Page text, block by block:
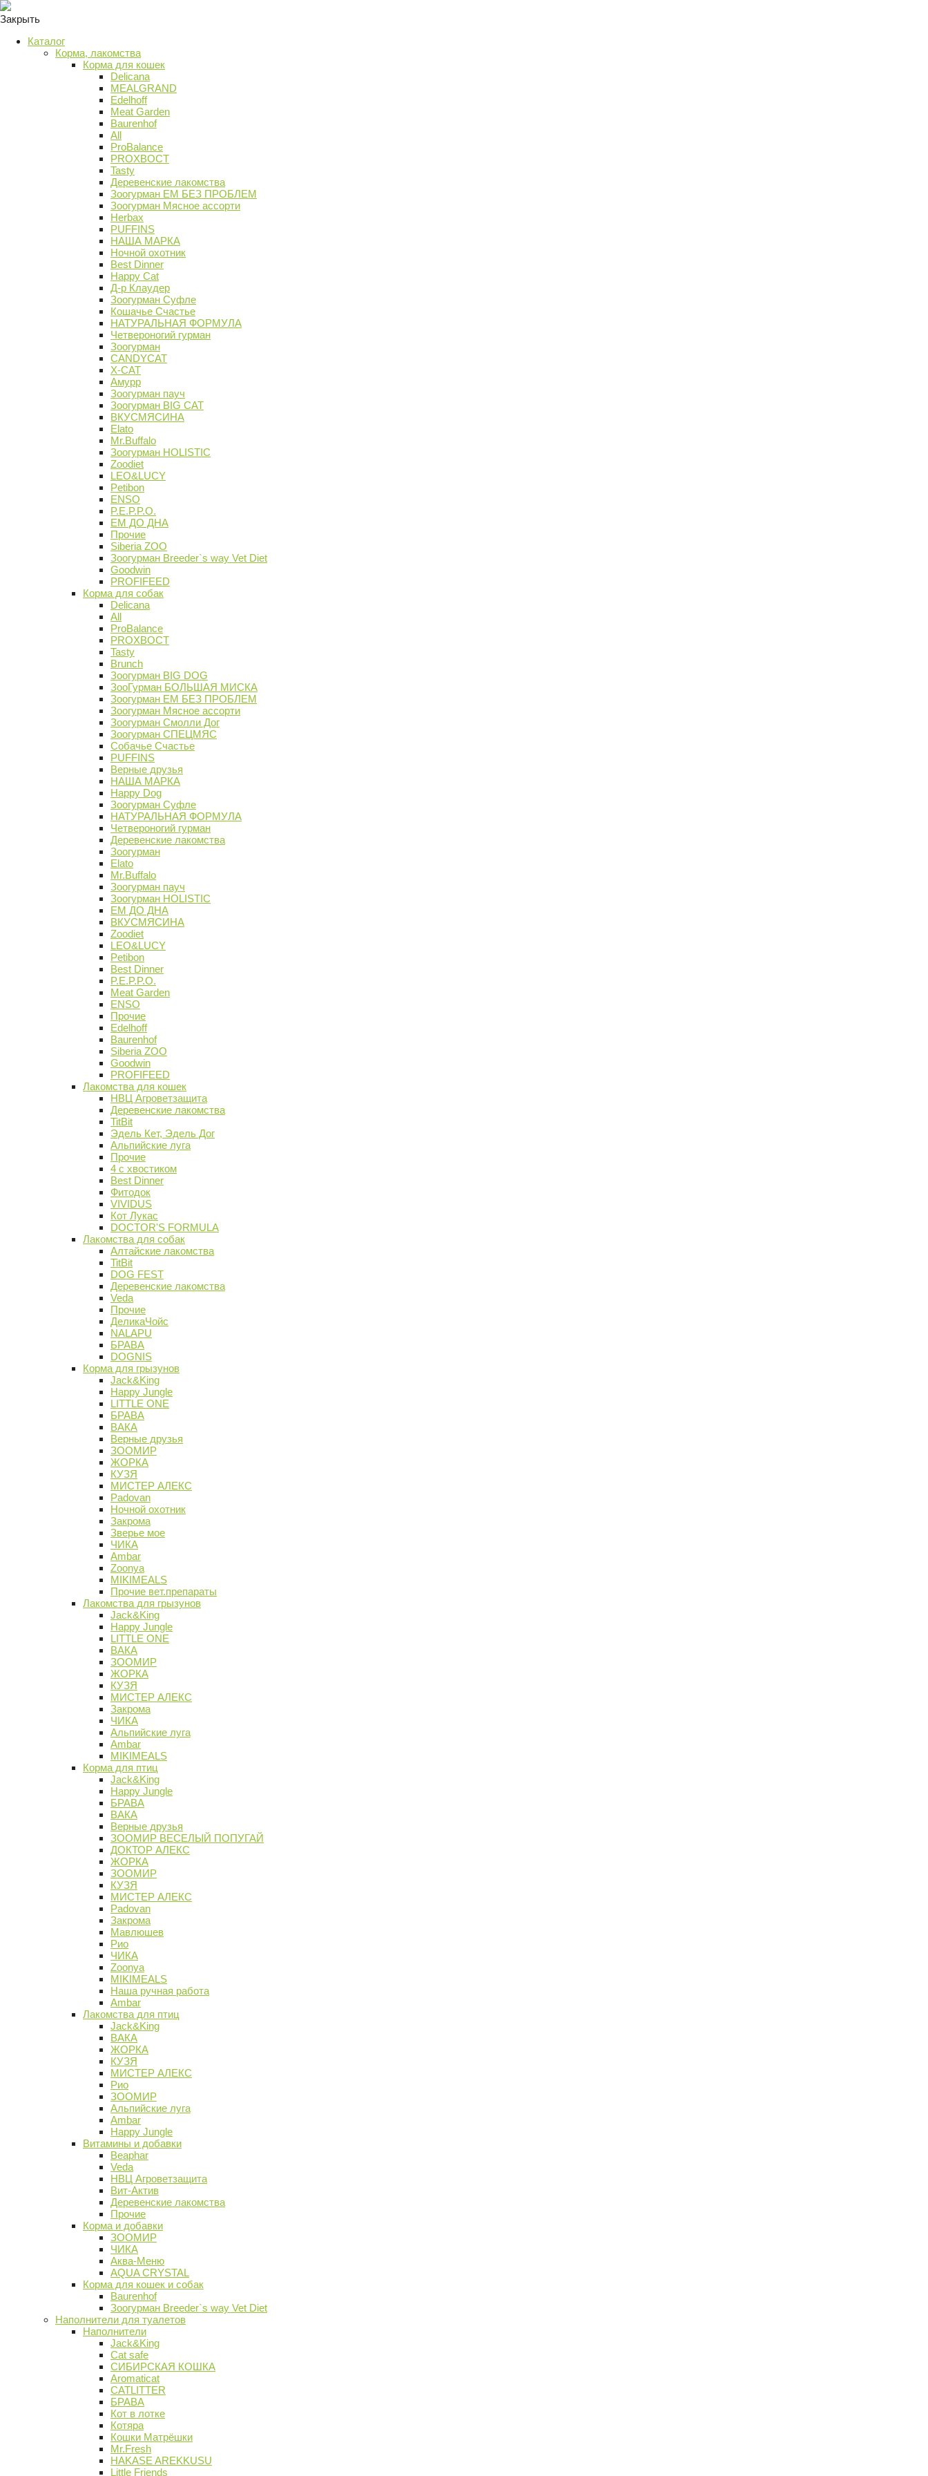
Закрыть
Каталог
Корма, лакомства
Корма для кошек
Delicana
MEALGRAND
Edelhoff
Meat Garden
Baurenhof
All
ProBalance
PROХВОСТ
Tasty
Деревенские лакомства
Зоогурман ЕМ БЕЗ ПРОБЛЕМ
Зоогурман Мясное ассорти
Herbax
PUFFINS
НАША МАРКА
Ночной охотник
Best Dinner
Happy Cat
Д-р Клаудер
Зоогурман Суфле
Кошачье Счастье
НАТУРАЛЬНАЯ ФОРМУЛА
Четвероногий гурман
Зоогурман
CANDYCAT
X-CAT
Амурр
Зоогурман пауч
Зоогурман BIG CAT
ВКУСМЯСИНА
Elato
Mr.Buffalo
Зоогурман HOLISTIC
Zoodiet
LEO&LUCY
Petibon
ENSO
P.E.P.P.O.
ЕМ ДО ДНА
Прочие
Siberia ZOO
Зоогурман Breeder`s way Vet Diet
Goodwin
PROFIFEED
Корма для собак
Delicana
All
ProBalance
PROХВОСТ
Tasty
Brunch
Зоогурман BIG DOG
ЗооГурман БОЛЬШАЯ МИСКА
Зоогурман ЕМ БЕЗ ПРОБЛЕМ
Зоогурман Мясное ассорти
Зоогурман Смолли Дог
Зоогурман СПЕЦМЯС
Собачье Счастье
PUFFINS
Верные друзья
НАША МАРКА
Happy Dog
Зоогурман Суфле
НАТУРАЛЬНАЯ ФОРМУЛА
Четвероногий гурман
Деревенские лакомства
Зоогурман
Elato
Mr.Buffalo
Зоогурман пауч
Зоогурман HOLISTIC
ЕМ ДО ДНА
ВКУСМЯСИНА
Zoodiet
LEO&LUCY
Petibon
Best Dinner
P.E.P.P.O.
Meat Garden
ENSO
Прочие
Edelhoff
Baurenhof
Siberia ZOO
Goodwin
PROFIFEED
Лакомства для кошек
НВЦ Агроветзащита
Деревенские лакомства
TitBit
Эдель Кет, Эдель Дог
Альпийские луга
Прочие
4 с хвостиком
Best Dinner
Фитодок
VIVIDUS
Кот Лукас
DOCTOR'S FORMULA
Лакомства для собак
Алтайские лакомства
TitBit
DOG FEST
Деревенские лакомства
Veda
Прочие
ДеликаЧойс
NALAPU
БРАВА
DOGNIS
Корма для грызунов
Jack&King
Happy Jungle
LITTLE ONE
БРАВА
ВАКА
Верные друзья
ЗООМИР
ЖОРКА
КУЗЯ
МИСТЕР АЛЕКС
Padovan
Ночной охотник
Закрома
Зверье мое
ЧИКА
Ambar
Zoonya
MIKIMEALS
Прочие вет.препараты
Лакомства для грызунов
Jack&King
Happy Jungle
LITTLE ONE
ВАКА
ЗООМИР
ЖОРКА
КУЗЯ
МИСТЕР АЛЕКС
Закрома
ЧИКА
Альпийские луга
Ambar
MIKIMEALS
Корма для птиц
Jack&King
Happy Jungle
БРАВА
ВАКА
Верные друзья
ЗООМИР ВЕСЕЛЫЙ ПОПУГАЙ
ДОКТОР АЛЕКС
ЖОРКА
ЗООМИР
КУЗЯ
МИСТЕР АЛЕКС
Padovan
Закрома
Мавлюшев
Рио
ЧИКА
Zoonya
MIKIMEALS
Наша ручная работа
Ambar
Лакомства для птиц
Jack&King
ВАКА
ЖОРКА
КУЗЯ
МИСТЕР АЛЕКС
Рио
ЗООМИР
Альпийские луга
Ambar
Happy Jungle
Витамины и добавки
Beaphar
Veda
НВЦ Агроветзащита
Вит-Актив
Деревенские лакомства
Прочие
Корма и добавки
ЗООМИР
ЧИКА
Аква-Меню
AQUA CRYSTAL
Корма для кошек и собак
Baurenhof
Зоогурман Breeder`s way Vet Diet
Наполнители для туалетов
Наполнители
Jack&King
Cat safe
СИБИРСКАЯ КОШКА
Aromaticat
CATLITTER
БРАВА
Кот в лотке
Котяра
Кошки Матрёшки
Mr.Fresh
HAKASE AREKKUSU
Little Friends